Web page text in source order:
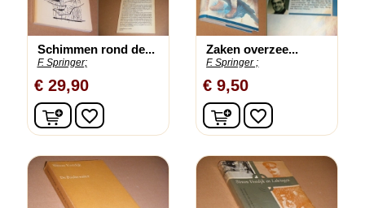
Schimmen rond de...
F. Springer;
€ 29,90
In winkelwagen
favorite_border
Zaken overzee...
F. Springer ;
€ 9,50
In winkelwagen
favorite_border